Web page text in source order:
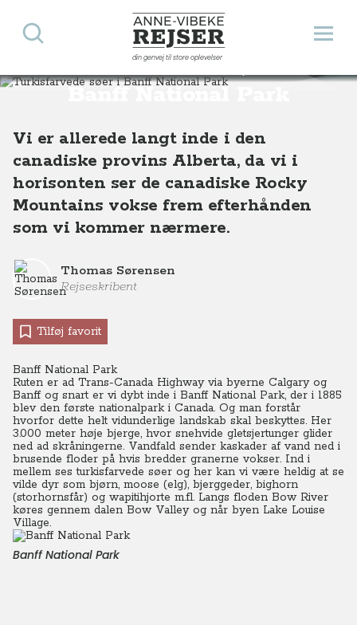
Anne-Vibeke Rejser
din genvej til store oplevelser
Åbn
Søg
Turkisfarvede søer i
Banff National Park
Destinationer Nordamerika Canada Turkisfarvede søer i Banff National Park, Alberta, Vestcanada
Vi er allerede langt inde i den
canadiske provins Alberta, da vi i
horisonten ser de canadiske Rocky
Mountains vokse frem efterhånden
som vi kommer nærmere.
Thomas Sørensen
Rejseskribent
Tilføj favorit
Banff National Park
Ruten er ad Trans-Canada Highway via byerne Calgary og
Banff og snart er vi dybt inde i Banff National Park, der i 1885
blev den første nationalpark i Canada. Og man forstår
hvorfor dette helt vidunderlige landskab skal beskyttes. Her
3.000 meter høje bjerge, hvor snehvide gletsjertunger glider
ned ad skråningerne. Vandfald sender kaskader af vand ned i
brusende floder på hvis bredder granerne vokser. Ind i
mellem ses turkisfarvede søer og her kan vi være heldig at se
vilde dyr som bjørn, moose (elg), bjerggeder, bighorn
(storhornsfår) og wapitihjorte m.fl. Langs floden Bow River
køres gennem dalen Bow Valley og når byen Lake Louise
Village.
Banff National Park